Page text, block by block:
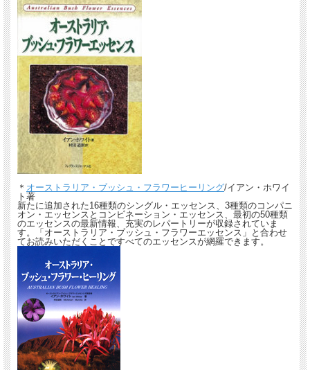
＊ オーストラリア・ブッシュ・フラワーヒーリング/イアン・ホワイ
ト著
新たに追加された16種類のシングル・エッセンス、3種類のコンパニ
オン・エッセンスとコンビネーション・エッセンス、最初の50種類
のエッセンスの最新情報、充実のレパートリーが収録されていま
す。「オーストラリア・ブッシュ・フラワーエッセンス」と合わせ
てお読みいただくことですべてのエッセンスが網羅できます。